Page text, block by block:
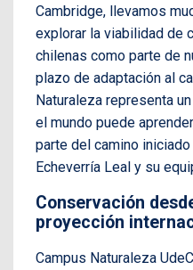
Cambridge, llevamos
explorar la viabilidad de
chilenas como parte de
plazo de adaptación al
Naturaleza representa
el mundo puede
parte del camino
Echeverría Leal y su
Conservación
proyección
Campus Naturaleza